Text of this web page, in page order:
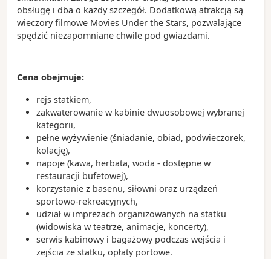
Zobacz koniecznie:
- Sydney Opera House, znajdująca się od 2007 roku
na liście UNESCO
- Darling Harbour, czyli centrum rozrywkowe Sydney
surfingu
Ciekawostki:
- w 1957 roku odbył się konkurs na projekt gmachu
opery – wygrał go duński architekt Jorn Utzon, który
w 2003 roku został uhonorowany nagrodą Pulitzera
- Aborygeni to rdzenni mieszkańcy Australii
- kangury nieodłącznie kojarzą się z Australią, a
narodowe linie lotnicze Qantas mają kangura w
swoim logo
- w Sydney znajduje się Koala Park Sanctuary, a te
niezwykłe zwierzęta potrafią przespać nawet 20
godzin w ciągu doby
obsługę i dba o każdy szczegół. Dodatkową atrakcją są
wieczory filmowe Movies Under the Stars, pozwalające
spędzić niezapomniane chwile pod gwiazdami.
Cena obejmuje:
rejs statkiem,
zakwaterowanie w kabinie dwuosobowej wybranej
kategorii,
pełne wyżywienie (śniadanie, obiad, podwieczorek,
kolację),
napoje (kawa, herbata, woda - dostępne w
restauracji bufetowej),
korzystanie z basenu, siłowni oraz urządzeń
sportowo-rekreacyjnych,
udział w imprezach organizowanych na statku
(widowiska w teatrze, animacje, koncerty),
serwis kabinowy i bagażowy podczas wejścia i
zejścia ze statku, opłaty portowe.